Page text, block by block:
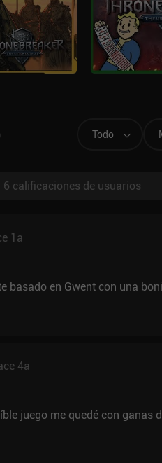
Todo
6 calificaciones de usuarios
1a
basado en Gwent con una
4a
juego me quedé con ganas